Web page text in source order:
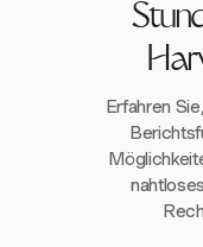
Erfahren